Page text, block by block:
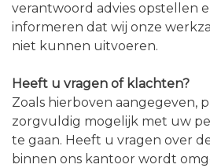
verantwoord advies opstellen
informeren dat wij onze
niet kunnen uitvoeren.
Heeft u vragen of klachten?
Zoals hierboven aangegeven,
zorgvuldig mogelijk met uw
te gaan. Heeft u vragen over
binnen ons kantoor wordt